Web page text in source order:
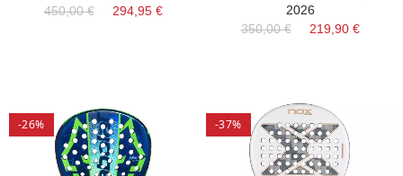
450,00 €
294,95 €
2026
350,00 €
219,90 €
-26% -37%